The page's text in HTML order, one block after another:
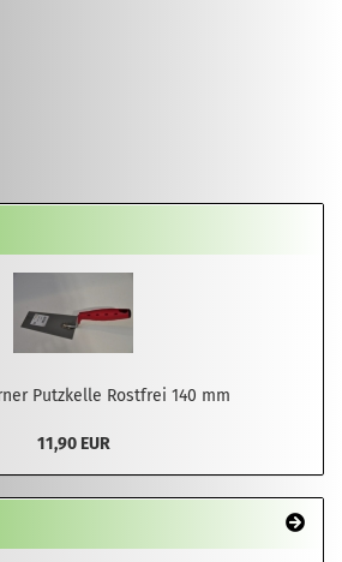
Putzkelle Rostfrei 140 mm
11,90 EUR